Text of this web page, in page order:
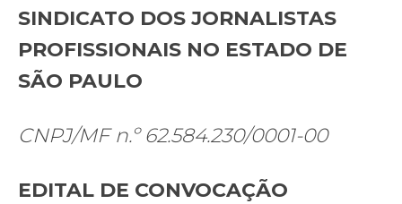
SINDICATO DOS JORNALISTAS
PROFISSIONAIS NO ESTADO DE
SÃO PAULO
CNPJ/MF n.º 62.584.230/0001-00
EDITAL DE CONVOCAÇÃO